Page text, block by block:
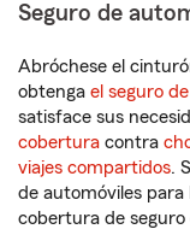
Seguro de
Abróchese el
obtenga el seguro
satisface sus
cobertura contra
viajes compartidos.
de automóviles
cobertura de